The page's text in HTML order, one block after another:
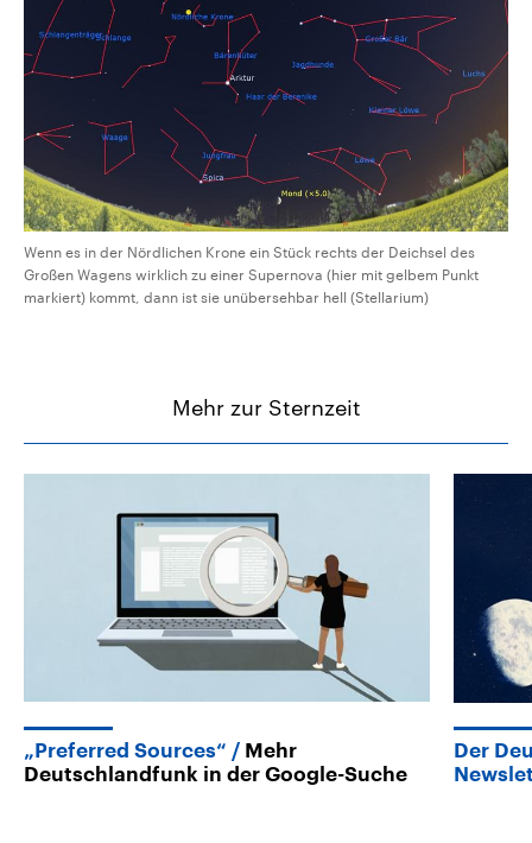
Wenn es in der Nördlichen Krone ein Stück rechts der Deichsel des
Großen Wagens wirklich zu einer Supernova (hier mit gelbem Punkt
markiert) kommt, dann ist sie unübersehbar hell (Stellarium)
Mehr zur Sternzeit
„Preferred Sources“
Mehr
Deutschlandfunk in der Google-Suche
Der